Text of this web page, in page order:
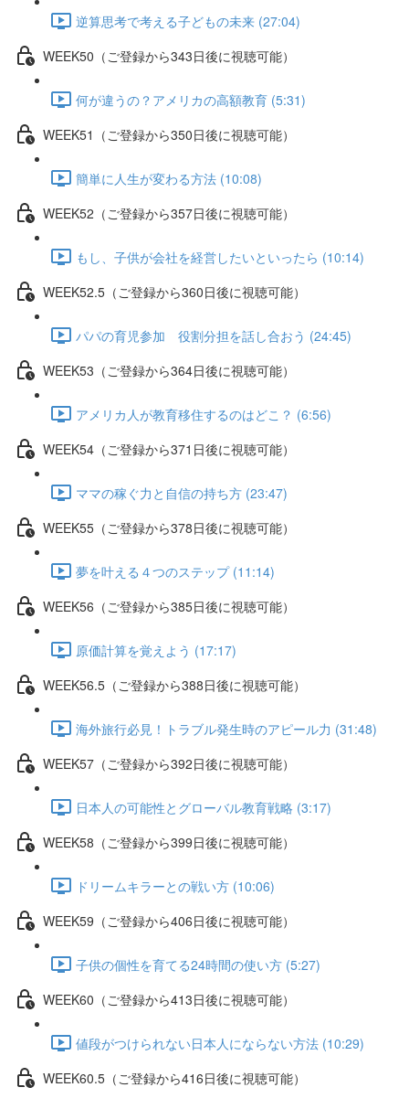
逆算思考で考える子どもの未来 (27:04)
WEEK50（ご登録から343日後に視聴可能）
何が違うの？アメリカの高額教育 (5:31)
WEEK51（ご登録から350日後に視聴可能）
簡単に人生が変わる方法 (10:08)
WEEK52（ご登録から357日後に視聴可能）
もし、子供が会社を経営したいといったら (10:14)
WEEK52.5（ご登録から360日後に視聴可能）
パパの育児参加 役割分担を話し合おう (24:45)
WEEK53（ご登録から364日後に視聴可能）
アメリカ人が教育移住するのはどこ？ (6:56)
WEEK54（ご登録から371日後に視聴可能）
ママの稼ぐ力と自信の持ち方 (23:47)
WEEK55（ご登録から378日後に視聴可能）
夢を叶える４つのステップ (11:14)
WEEK56（ご登録から385日後に視聴可能）
原価計算を覚えよう (17:17)
WEEK56.5（ご登録から388日後に視聴可能）
海外旅行必見！トラブル発生時のアピール力 (31:48)
WEEK57（ご登録から392日後に視聴可能）
日本人の可能性とグローバル教育戦略 (3:17)
WEEK58（ご登録から399日後に視聴可能）
ドリームキラーとの戦い方 (10:06)
WEEK59（ご登録から406日後に視聴可能）
子供の個性を育てる24時間の使い方 (5:27)
WEEK60（ご登録から413日後に視聴可能）
値段がつけられない日本人にならない方法 (10:29)
WEEK60.5（ご登録から416日後に視聴可能）